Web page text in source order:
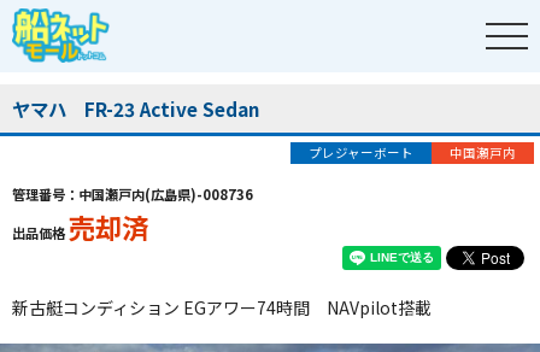
ヤマハ FR-23 Active Sedan
プレジャーボート 中国瀬戸内
管理番号：中国瀬戸内(広島県)-008736
出品価格売却済
新古艇コンディション EGアワー74時間 NAVpilot搭載